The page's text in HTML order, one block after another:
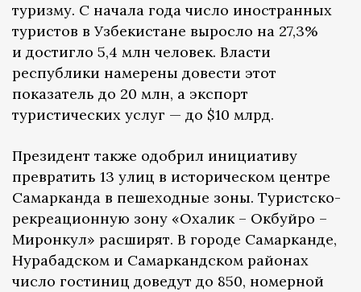
туризму. С начала года число иностранных
туристов в Узбекистане выросло на 27,3%
и достигло 5,4 млн человек. Власти
республики намерены довести этот
показатель до 20 млн, а экспорт
туристических услуг — до $10 млрд.
Президент также одобрил инициативу
превратить 13 улиц в историческом центре
Самарканда в пешеходные зоны. Туристско-
рекреационную зону «Охалик – Окбуйро –
Миронкул» расширят. В городе Самарканде,
Нурабадском и Самаркандском районах
число гостиниц доведут до 850, номерной